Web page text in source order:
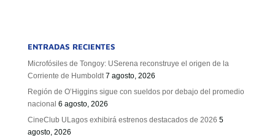
ENTRADAS RECIENTES
Microfósiles de Tongoy: USerena reconstruye el origen de la
Corriente de Humboldt 7 agosto, 2026
Región de O’Higgins sigue con sueldos por debajo del promedio
nacional 6 agosto, 2026
CineClub ULagos exhibirá estrenos destacados de 2026 5
agosto, 2026